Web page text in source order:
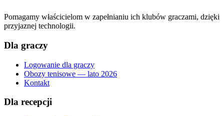
Pomagamy właścicielom w zapełnianiu ich klubów graczami, dzięki
przyjaznej technologii.
Dla graczy
Logowanie dla graczy
Obozy tenisowe — lato 2026
Kontakt
Dla recepcji